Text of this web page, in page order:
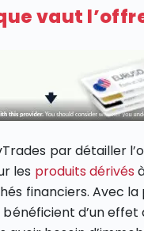
vaut
par détailler
les produits dérivés
financiers. Avec la
d’un